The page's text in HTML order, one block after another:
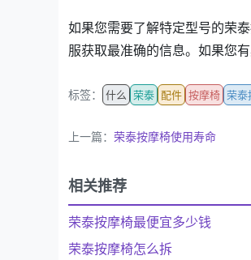
如果您需要了解特定型号的荣
服获取最准确的信息。如果您
标签： 什么 荣泰 配件 按摩椅 荣泰
上一篇： 荣泰按摩椅使用寿命
相关推荐
荣泰按摩椅最便宜多少钱
荣泰按摩椅怎么拆